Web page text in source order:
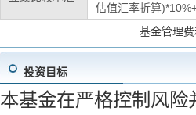
估值汇率折算
基金管理
投资目标
本基金在严格控制风